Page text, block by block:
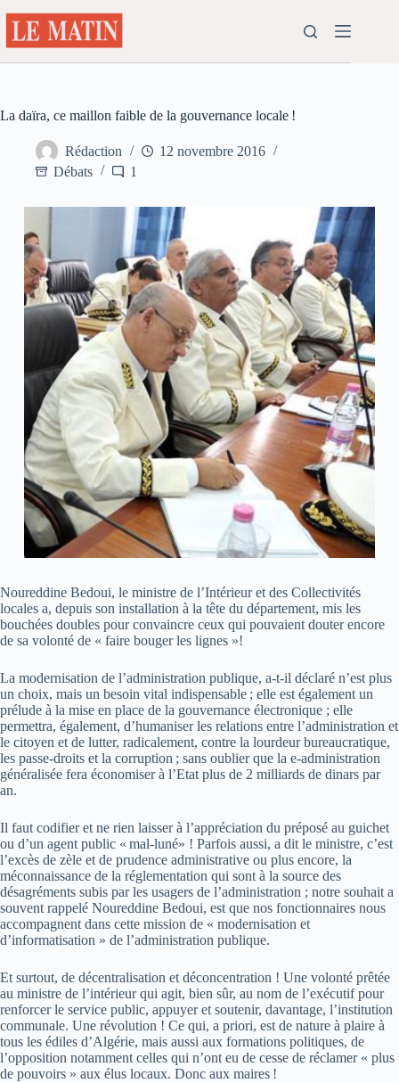
au
contenu
La daïra, ce maillon faible de la gouvernance locale !
Rédaction
12 novembre 2016
Débats
1
Noureddine Bedoui, le ministre de l’Intérieur et des Collectivités
locales a, depuis son installation à la tête du département, mis les
bouchées doubles pour convaincre ceux qui pouvaient douter encore
de sa volonté de « faire bouger les lignes »!
La modernisation de l’administration publique, a-t-il déclaré n’est plus
un choix, mais un besoin vital indispensable ; elle est également un
prélude à la mise en place de la gouvernance électronique ; elle
permettra, également, d’humaniser les relations entre l’administration et
le citoyen et de lutter, radicalement, contre la lourdeur bureaucratique,
les passe-droits et la corruption ; sans oublier que la e-administration
généralisée fera économiser à l’Etat plus de 2 milliards de dinars par
an.
Il faut codifier et ne rien laisser à l’appréciation du préposé au guichet
ou d’un agent public « mal-luné» ! Parfois aussi, a dit le ministre, c’est
l’excès de zèle et de prudence administrative ou plus encore, la
méconnaissance de la réglementation qui sont à la source des
désagréments subis par les usagers de l’administration ; notre souhait a
souvent rappelé Noureddine Bedoui, est que nos fonctionnaires nous
accompagnent dans cette mission de « modernisation et
d’informatisation » de l’administration publique.
Et surtout, de décentralisation et déconcentration ! Une volonté prêtée
au ministre de l’intérieur qui agit, bien sûr, au nom de l’exécutif pour
renforcer le service public, appuyer et soutenir, davantage, l’institution
communale. Une révolution ! Ce qui, a priori, est de nature à plaire à
tous les édiles d’Algérie, mais aussi aux formations politiques, de
l’opposition notamment celles qui n’ont eu de cesse de réclamer « plus
de pouvoirs » aux élus locaux. Donc aux maires !